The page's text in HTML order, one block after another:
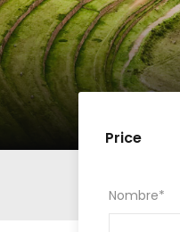
Price
Nombre*